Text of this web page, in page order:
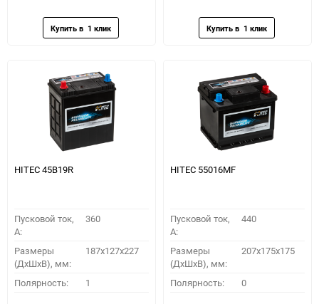
HITEC 45B19R
Пусковой ток,
A:
360
Размеры
(ДхШхВ), мм:
187x127x227
Полярность: 1
HITEC 55016MF
Пусковой ток,
A:
440
Размеры
(ДхШхВ), мм:
207x175x175
Полярность: 0